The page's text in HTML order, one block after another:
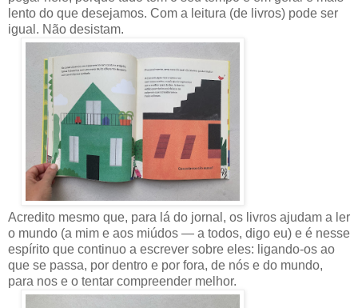
lento do que desejamos. Com a leitura (de livros) pode ser
igual. Não desistam.
Acredito mesmo que, para lá do jornal, os livros ajudam a ler
o mundo (a mim e aos miúdos — a todos, digo eu) e é nesse
espírito que continuo a escrever sobre eles: ligando-os ao
que se passa, por dentro e por fora, de nós e do mundo,
para nos e o tentar compreender melhor.